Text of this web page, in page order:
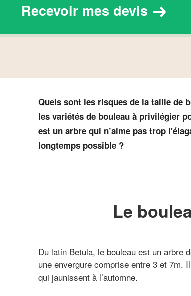
Recevoir mes devis
Quels sont les risques de la taille de
les variétés de bouleau à privilégier
est un arbre qui n’aime pas trop
longtemps possible ?
Le
Du latin Betula, le bouleau est un arbre
une envergure comprise entre 3 et 7m.
qui jaunissent à l’automne.